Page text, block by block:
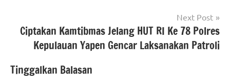
Next Post
Ciptakan Kamtibmas Jelang HUT RI Ke 78 Polres
Kepulauan Yapen Gencar Laksanakan Patroli
Tinggalkan Balasan